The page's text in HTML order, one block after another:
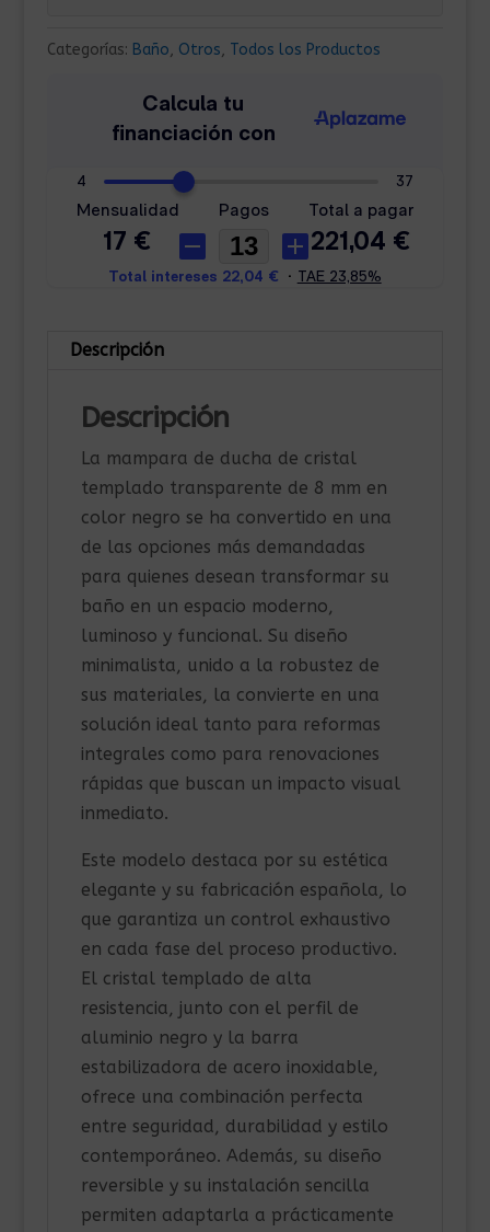
de
Categorías: Baño, Otros, Todos los Productos
Descripción
Descripción
La mampara de ducha de cristal
templado transparente de 8 mm en
color negro se ha convertido en una
de las opciones más demandadas
para quienes desean transformar su
baño en un espacio moderno,
luminoso y funcional. Su diseño
minimalista, unido a la robustez de
sus materiales, la convierte en una
solución ideal tanto para reformas
integrales como para renovaciones
rápidas que buscan un impacto visual
inmediato.
Este modelo destaca por su estética
elegante y su fabricación española, lo
que garantiza un control exhaustivo
en cada fase del proceso productivo.
El cristal templado de alta
resistencia, junto con el perfil de
aluminio negro y la barra
estabilizadora de acero inoxidable,
ofrece una combinación perfecta
entre seguridad, durabilidad y estilo
contemporáneo. Además, su diseño
reversible y su instalación sencilla
permiten adaptarla a prácticamente